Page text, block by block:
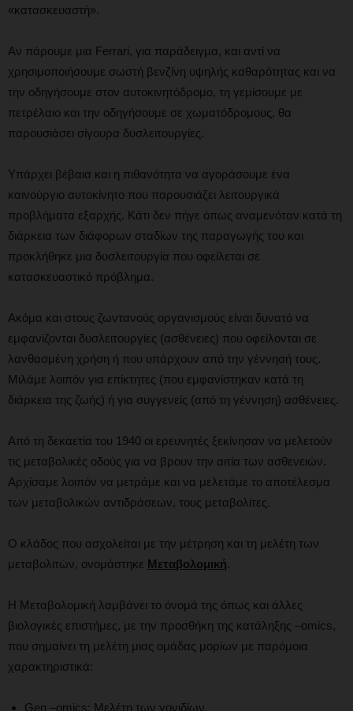
«κατασκευαστή».
Αν πάρουμε μια Ferrari, για παράδειγμα, και αντί να
χρησιμοποιήσουμε σωστή βενζίνη υψηλής καθαρότητας και να
την οδηγήσουμε στον αυτοκινητόδρομο, τη γεμίσουμε με
πετρέλαιο και την οδηγήσουμε σε χωματόδρομους, θα
παρουσιάσει σίγουρα δυσλειτουργίες.
Υπάρχει βέβαια και η πιθανότητα να αγοράσουμε ένα
καινούργιο αυτοκίνητο που παρουσιάζει λειτουργικά
προβλήματα εξαρχής. Κάτι δεν πήγε όπως αναμενόταν κατά τη
διάρκεια των διάφορων σταδίων της παραγωγής του και
προκλήθηκε μια δυσλειτουργία που οφείλεται σε
κατασκευαστικό πρόβλημα.
Ακόμα και στους ζωντανούς οργανισμούς είναι δυνατό να
εμφανίζονται δυσλειτουργίες (ασθένειες) που οφείλονται σε
λανθασμένη χρήση ή που υπάρχουν από την γέννησή τους.
Μιλάμε λοιπόν για επίκτητες (που εμφανίστηκαν κατά τη
διάρκεια της ζωής) ή για συγγενείς (από τη γέννηση) ασθένειες.
Από τη δεκαετία του 1940 οι ερευνητές ξεκίνησαν να μελετούν
τις μεταβολικές οδούς για να βρουν την αιτία των ασθενειών.
Αρχίσαμε λοιπόν να μετράμε και να μελετάμε το αποτέλεσμα
των μεταβολικών αντιδράσεων, τους μεταβολίτες.
Ο κλάδος που ασχολείται με την μέτρηση και τη μελέτη των
μεταβολιτών, ονομάστηκε Μεταβολομική.
Η Μεταβολομική λαμβάνει το όνομά της όπως και άλλες
βιολογικές επιστήμες, με την προσθήκη της κατάληξης –omics,
που σημαίνει τη μελέτη μιας ομάδας μορίων με παρόμοια
χαρακτηριστικά:
Gen –omics: Μελέτη των γονιδίων.